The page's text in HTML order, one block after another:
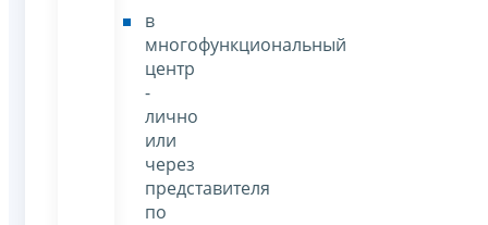
в
многофункциональный
центр
-
лично
или
через
представителя
по